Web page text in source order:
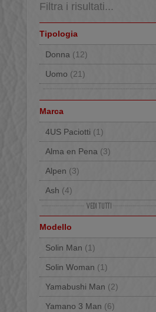
Filtra i risultati...
Tipologia
Donna (12)
Uomo (21)
Marca
4US Paciotti (1)
Alma en Pena (3)
Alpen (3)
Ash (4)
(3)
Back 70
Bionatura (3)
Birkenstock(36)
BnG Real Shoes(13)
Caterina C(1)
Modello
Solin Man (1)
Solin Woman (1)
Yamabushi Man (2)
Yamano 3 Man (6)